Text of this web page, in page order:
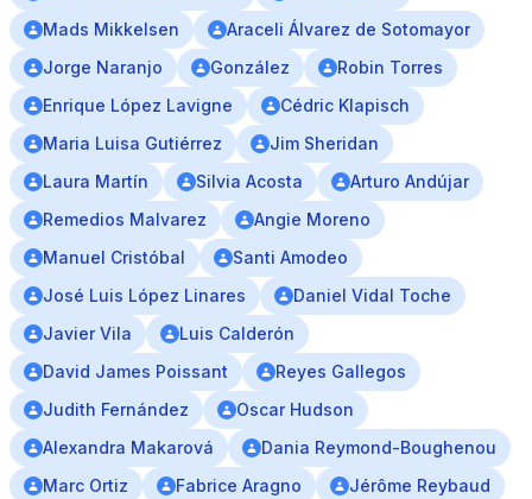
Mads Mikkelsen
Araceli Álvarez de Sotomayor
Jorge Naranjo
González
Robin Torres
Enrique López Lavigne
Cédric Klapisch
Maria Luisa Gutiérrez
Jim Sheridan
Laura Martín
Silvia Acosta
Arturo Andújar
Remedios Malvarez
Angie Moreno
Manuel Cristóbal
Santi Amodeo
José Luis López Linares
Daniel Vidal Toche
Javier Vila
Luis Calderón
David James Poissant
Reyes Gallegos
Judith Fernández
Oscar Hudson
Alexandra Makarová
Dania Reymond-Boughenou
Marc Ortiz
Fabrice Aragno
Jérôme Reybaud